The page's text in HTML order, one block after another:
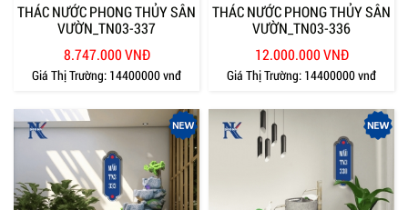
THÁC NƯỚC PHONG THỦY SÂN
VƯỜN_TN03-337
8.747.000 VNĐ
Giá Thị Trường: 14400000 vnđ
THÁC NƯỚC PHONG THỦY SÂN
VƯỜN_TN03-336
12.000.000 VNĐ
Giá Thị Trường: 14400000 vnđ